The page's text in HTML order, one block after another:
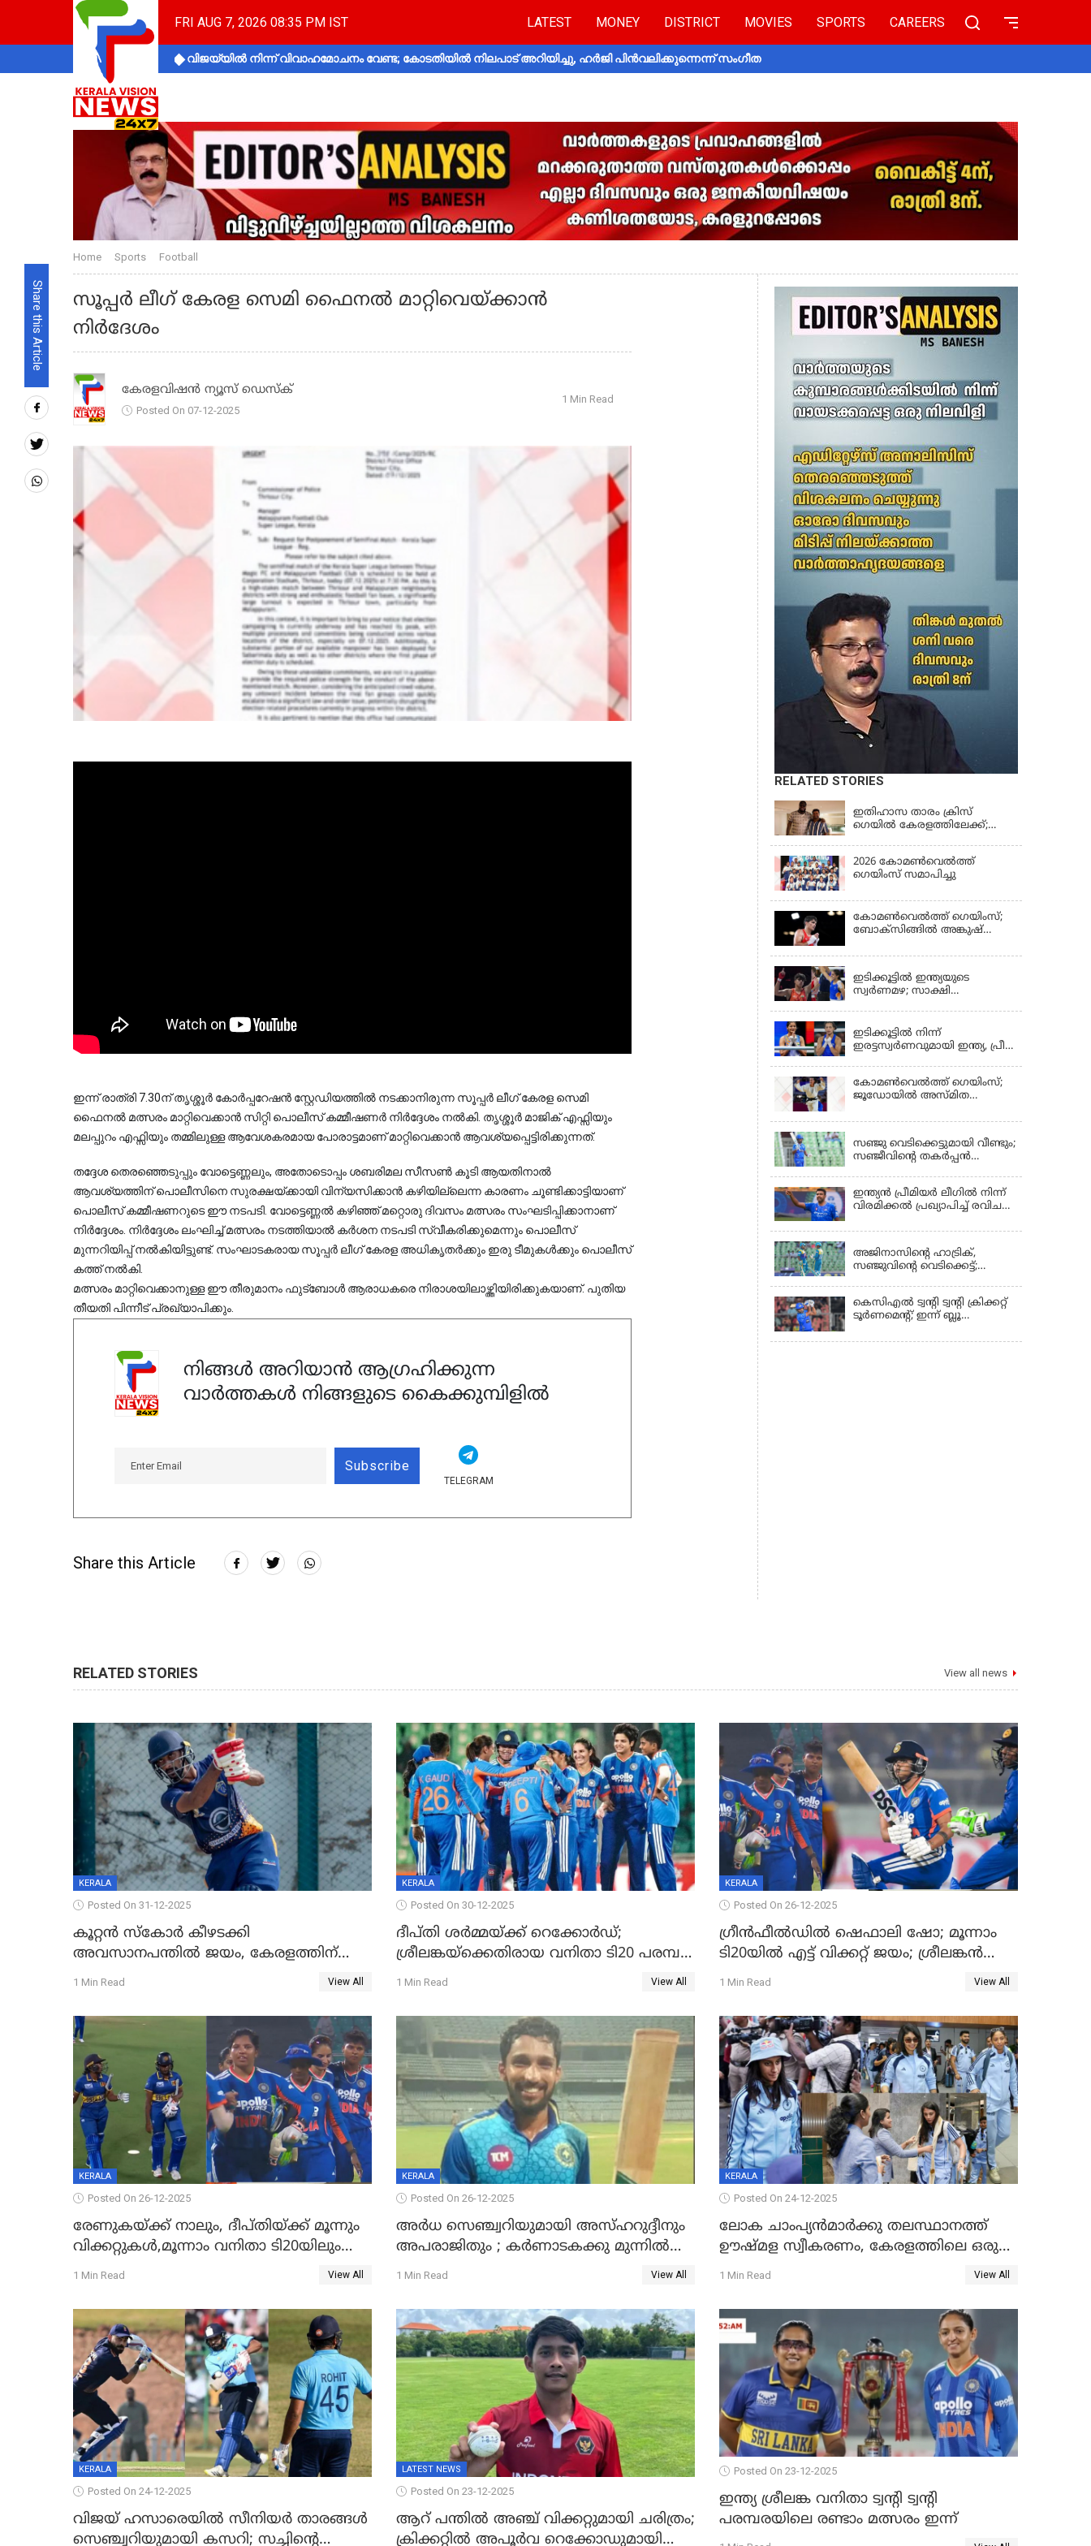
FRI AUG 7, 2026 08:35 PM IST LATEST MONEY DISTRICT MOVIES SPORTS CAREERS
വിജയ്‌യിൽ നിന്ന് വിവാഹമോചനം വേണ്ട; കോടതിയിൽ നിലപാട് അറിയിച്ചു, ഹർജി പിൻവലിക്കുന്നെന്ന് സംഗീത
Share this Article
Home Sports Football
സൂപ്പർ ലീഗ് കേരള സെമി ഫൈനൽ മാറ്റിവെയ്ക്കാൻ
നിർദേശം
കേരളവിഷൻ ന്യൂസ് ഡെസ്‌ക്
Posted On 07-12-2025
1 Min Read
ഇന്ന് രാത്രി 7.30ന് തൃശ്ശൂർ കോർപ്പറേഷൻ സ്റ്റേഡിയത്തിൽ നടക്കാനിരുന്ന സൂപ്പർ ലീഗ് കേരള സെമി
ഫൈനൽ മത്സരം മാറ്റിവെക്കാൻ സിറ്റി പൊലീസ് കമ്മീഷണർ നിർദ്ദേശം നൽകി. തൃശ്ശൂർ മാജിക് എഫ്സിയും
മലപ്പുറം എഫ്സിയും തമ്മിലുള്ള ആവേശകരമായ പോരാട്ടമാണ് മാറ്റിവെക്കാൻ ആവശ്യപ്പെട്ടിരിക്കുന്നത്.
തദ്ദേശ തെരഞ്ഞെടുപ്പും വോട്ടെണ്ണലും, അതോടൊപ്പം ശബരിമല സീസൺ കൂടി ആയതിനാൽ
ആവശ്യത്തിന് പൊലീസിനെ സുരക്ഷയ്ക്കായി വിന്യസിക്കാൻ കഴിയില്ലെന്ന കാരണം ചൂണ്ടിക്കാട്ടിയാണ്
പൊലീസ് കമ്മീഷണറുടെ ഈ നടപടി. വോട്ടെണ്ണൽ കഴിഞ്ഞ് മറ്റൊരു ദിവസം മത്സരം സംഘടിപ്പിക്കാനാണ്
നിർദ്ദേശം. നിർദ്ദേശം ലംഘിച്ച് മത്സരം നടത്തിയാൽ കർശന നടപടി സ്വീകരിക്കുമെന്നും പൊലീസ്
മുന്നറിയിപ്പ് നൽകിയിട്ടുണ്ട്. സംഘാടകരായ സൂപ്പർ ലീഗ് കേരള അധികൃതർക്കും ഇരു ടീമുകൾക്കും പൊലീസ്
കത്ത് നൽകി.
മത്സരം മാറ്റിവെക്കാനുള്ള ഈ തീരുമാനം ഫുട്ബോൾ ആരാധകരെ നിരാശയിലാഴ്ത്തിയിരിക്കുകയാണ്. പുതിയ
തീയതി പിന്നീട് പ്രഖ്യാപിക്കും.
നിങ്ങൾ അറിയാൻ ആഗ്രഹിക്കുന്ന
വാർത്തകൾ നിങ്ങളുടെ കൈക്കുമ്പിളിൽ
Subscribe
TELEGRAM
Share this Article
RELATED STORIES
KERALA
ഇതിഹാസ താരം ക്രിസ്
ഗെയിൽ കേരളത്തിലേക്ക്;
2026 കോമണ്‍വെല്‍ത്ത്
ഗെയിംസ് സമാപിച്ചു
കോമണ്‍വെല്‍ത്ത് ഗെയിംസ്;
ബോക്‌സിങ്ങില്‍ അങ്കുഷ്
ഇടിക്കൂട്ടിൽ ഇന്ത്യയുടെ
സ്വർണമഴ; സാക്ഷി
ഇടിക്കൂട്ടിൽ നിന്ന്
ഇരട്ടസ്വർണവുമായി ഇന്ത്യ, പ്രീതി
കോമണ്‍വെല്‍ത്ത് ഗെയിംസ്;
ജൂഡോയിൽ അസ്മിത
സഞ്ജു വെടിക്കെട്ടുമായി വീണ്ടും;
സഞ്ജീവിന്‍റെ തകർപ്പൻ
രക്ഷിക്കാനായില്ല, കൊച്ചി ബ്ലൂ
ടൈഗേഴ്സിനു ജയം
ഇന്ത്യന്‍ പ്രീമിയര്‍ ലീഗില്‍ നിന്ന്
വിരമിക്കല്‍ പ്രഖ്യാപിച്ച് രവിചന്ദ്ര
അജിനാസിന്റെ ഹാട്രിക്,
സഞ്ജുവിന്റെ വെടിക്കെട്ട്;
ജയവുമായി ടൈറ്റൻസ്
കെസിഎൽ ട്വൻ്റി ട്വൻ്റി ക്രിക്കറ്റ്
ടൂർണമെൻ്റ്; ഇന്ന് ബ്ലൂ
ഏറ്റുമുട്ടും
RELATED STORIES View all news
KERALA
Posted On 31-12-2025
കൂറ്റൻ സ്കോർ കീഴടക്കി
അവസാനപന്തിൽ ജയം, കേരളത്തിന്
ഹാപ്പി ന്യൂഇയർ
1 Min Read View All
KERALA
Posted On 30-12-2025
ദീപ്തി ശർമ്മയ്ക്ക് റെക്കോർഡ്;
ശ്രീലങ്കയ്ക്കെതിരായ വനിതാ ടി20 പരമ്പര
തൂത്തുവാരി ഇന്ത്യ
1 Min Read View All
KERALA
Posted On 26-12-2025
ഗ്രീന്‍ഫീല്‍ഡില്‍ ഷെഫാലി ഷോ; മൂന്നാം
ടി20യിൽ എട്ട് വിക്കറ്റ് ജയം; ശ്രീലങ്കന്‍
വനിതകള്‍ക്കെതിരായ ടി20 പരമ്പര
1 Min Read View All
KERALA
Posted On 26-12-2025
രേണുകയ്ക്ക് നാലും, ദീപ്തിയ്ക്ക് മൂന്നും
വിക്കറ്റുകൾ,മൂന്നാം വനിതാ ടി20യിലും
ശ്രീലങ്കയ്ക്ക് ബാറ്റിംഗ് തകര്‍ച്ച; ഇന്ത്യയ്ക്ക്
1 Min Read View All
KERALA
Posted On 26-12-2025
അർധ സെഞ്ച്വറിയുമായി അസ്ഹറുദ്ദീനും
അപരാജിതും ; കർണാടകക്കു മുന്നിൽ
285 റൺസ് വിജയലക്ഷ്യമുയർത്തി കേരളം
1 Min Read View All
KERALA
Posted On 24-12-2025
ലോക ചാംപ്യൻമാർക്കു തലസ്ഥാനത്ത്
ഊഷ്മള സ്വീകരണം, കേരളത്തിലെ ഒരു
മത്സരം ജയിച്ചാൽ ഇന്ത്യയ്ക്കു പരമ്പര
1 Min Read View All
KERALA
Posted On 24-12-2025
വിജയ് ഹസാരെയിൽ സീനിയർ താരങ്ങൾ
സെഞ്ച്വറിയുമായി കസറി; സച്ചിന്‍റെ
LATEST NEWS
Posted On 23-12-2025
ആറ് പന്തിൽ അഞ്ച് വിക്കറ്റുമായി ചരിത്രം;
ക്രിക്കറ്റിൽ അപൂർവ റെക്കോഡുമായി
Posted On 23-12-2025
ഇന്ത്യ ശ്രീലങ്ക വനിതാ ട്വന്റി ട്വന്റി
പരമ്പരയിലെ രണ്ടാം മത്സരം ഇന്ന്